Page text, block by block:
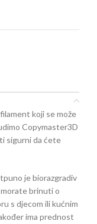
koji se može
Copymaster3D
sigurni da ćete
je biorazgradiv
morate brinuti o
s djecom ili kućnim
ima prednost